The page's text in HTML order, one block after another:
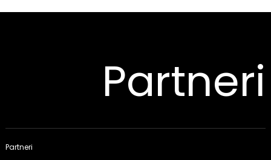
Partneri
Partneri